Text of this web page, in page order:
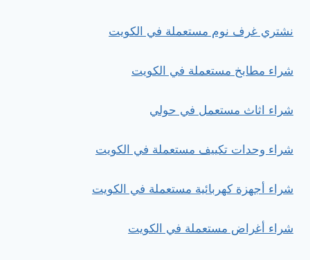
نشتري غرف نوم مستعملة في الكويت
شراء مطابخ مستعملة في الكويت
شراء اثاث مستعمل في حولي
شراء وحدات تكييف مستعملة في الكويت
شراء أجهزة كهربائية مستعملة في الكويت
شراء أغراض مستعملة في الكويت